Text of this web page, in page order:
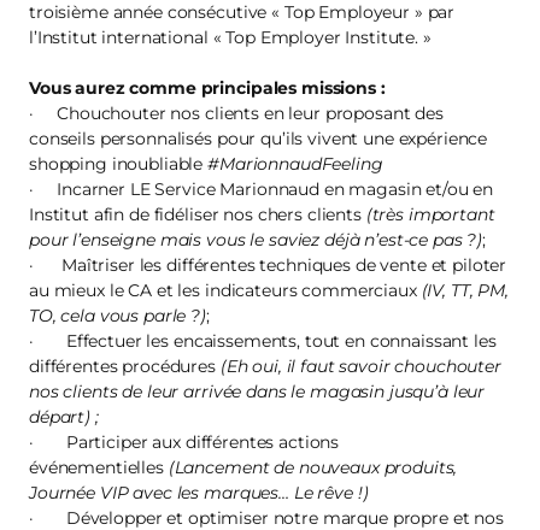
troisième année consécutive « Top Employeur » par
l’Institut international « Top Employer Institute. »
Vous aurez comme principales missions :
· Chouchouter nos clients en leur proposant des
conseils personnalisés pour qu’ils vivent une expérience
shopping inoubliable#MarionnaudFeeling
· Incarner LE Service Marionnaud en magasin et/ou en
Institut afin de fidéliser nos chers clients (très important
pour l’enseigne mais vous le saviez déjà n’est-ce pas ?);
· Maîtriser les différentes techniques de vente et piloter
au mieux le CA et les indicateurs commerciaux (IV, TT, PM,
TO, cela vous parle ?);
· Effectuer les encaissements, tout en connaissant les
différentes procédures (Eh oui, il faut savoir chouchouter
nos clients de leur arrivée dans le magasin jusqu’à leur
départ) ;
· Participer aux différentes actions
événementielles (Lancement de nouveaux produits,
Journée VIP avec les marques… Le rêve !)
· Développer et optimiser notre marque propre et nos